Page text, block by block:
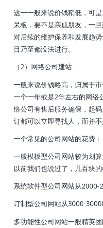
这一一般来说价钱稍低，可
呆板，要不是亲戚朋友，一
对后续的维护保养和发展趋
目乃至都没法进行。
（2）网络公司建站
一般来说价钱略高，归属于
一个一年或是2年左右的网络
络公司有售后服务确保，起
订都可以立即寻找人，而并不
一个常见的公司网站的花费：
一般模板型公司网站较为划
以前我们也说过了，几百块的
系统软件型公司网站从2000-
订制型公司网站从3000-
多功能性公司网站一般精英